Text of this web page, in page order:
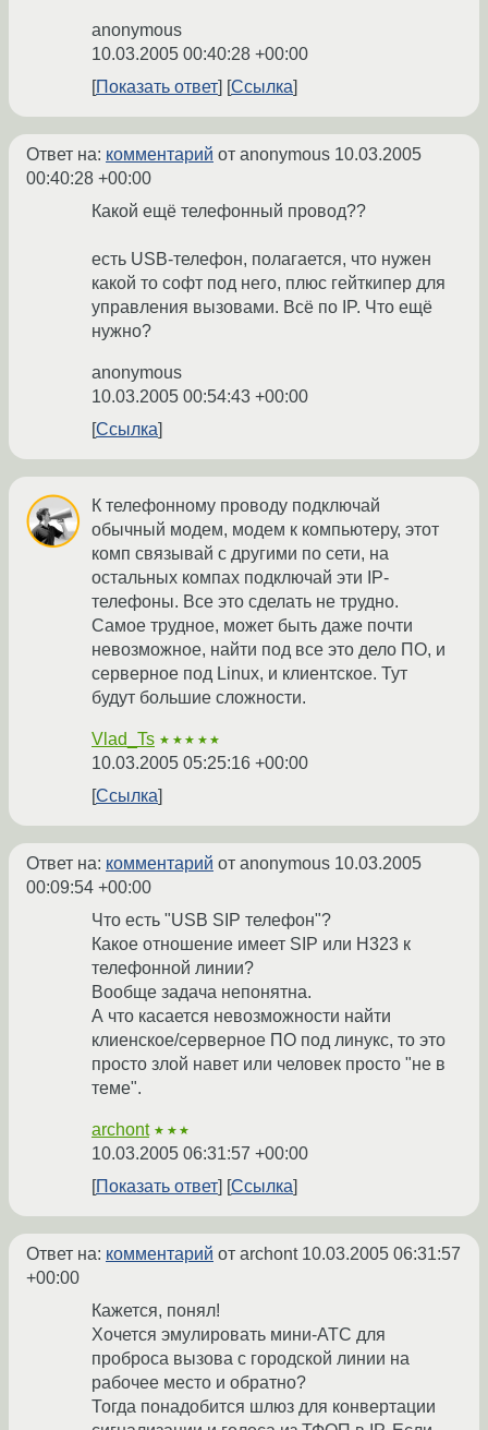
anonymous
10.03.2005 00:40:28 +00:00
Показать ответ
Ссылка
Ответ на: комментарий от anonymous 10.03.2005
00:40:28 +00:00
Какой ещё телефонный провод??
есть USB-телефон, полагается, что нужен
какой то софт под него, плюс гейткипер для
управления вызовами. Всё по IP. Что ещё
нужно?
anonymous
10.03.2005 00:54:43 +00:00
Ссылка
К телефонному проводу подключай
обычный модем, модем к компьютеру, этот
комп связывай с другими по сети, на
остальных компах подключай эти IP-
телефоны. Все это сделать не трудно.
Самое трудное, может быть даже почти
невозможное, найти под все это дело ПО, и
серверное под Linux, и клиентское. Тут
будут большие сложности.
Vlad_Ts ★★★★★
10.03.2005 05:25:16 +00:00
Ссылка
Ответ на: комментарий от anonymous 10.03.2005
00:09:54 +00:00
Что есть "USB SIP телефон"?
Какое отношение имеет SIP или H323 к
телефонной линии?
Вообще задача непонятна.
А что касается невозможности найти
клиенское/серверное ПО под линукс, то это
просто злой навет или человек просто "не в
теме".
archont ★★★
10.03.2005 06:31:57 +00:00
Показать ответ
Ссылка
Ответ на: комментарий от archont 10.03.2005 06:31:57
+00:00
Кажется, понял!
Хочется эмулировать мини-АТС для
проброса вызова с городской линии на
рабочее место и обратно?
Тогда понадобится шлюз для конвертации